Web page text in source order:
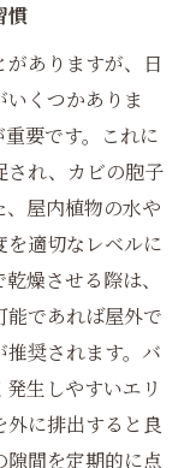
慣
ありますが、日
くつかありま
要です。これに
され、カビの胞子
屋内植物の水や
を適切なレベルに
燥させる際は、
であれば屋外で
奨されます。バ
生しやすいエリ
外に排出すると良
間を定期的に点